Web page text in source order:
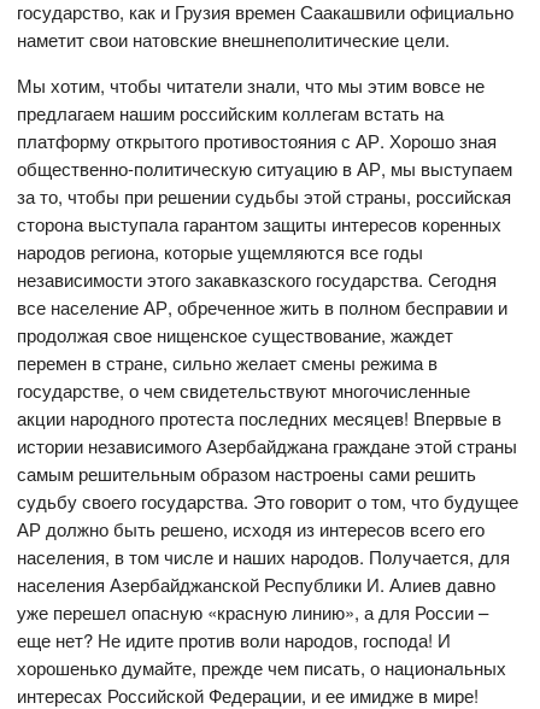
государство, как и Грузия времен Саакашвили официально
наметит свои натовские внешнеполитические цели.
Мы хотим, чтобы читатели знали, что мы этим вовсе не
предлагаем нашим российским коллегам встать на
платформу открытого противостояния с АР. Хорошо зная
общественно-политическую ситуацию в АР, мы выступаем
за то, чтобы при решении судьбы этой страны, российская
сторона выступала гарантом защиты интересов коренных
народов региона, которые ущемляются все годы
независимости этого закавказского государства. Сегодня
все население АР, обреченное жить в полном бесправии и
продолжая свое нищенское существование, жаждет
перемен в стране, сильно желает смены режима в
государстве, о чем свидетельствуют многочисленные
акции народного протеста последних месяцев! Впервые в
истории независимого Азербайджана граждане этой страны
самым решительным образом настроены сами решить
судьбу своего государства. Это говорит о том, что будущее
АР должно быть решено, исходя из интересов всего его
населения, в том числе и наших народов. Получается, для
населения Азербайджанской Республики И. Алиев давно
уже перешел опасную «красную линию», а для России –
еще нет? Не идите против воли народов, господа! И
хорошенько думайте, прежде чем писать, о национальных
интересах Российской Федерации, и ее имидже в мире!